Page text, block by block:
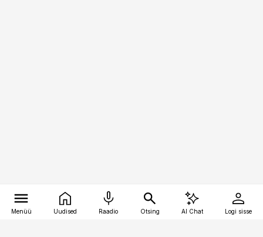
Menüü Uudised Raadio Otsing AI Chat Logi sisse